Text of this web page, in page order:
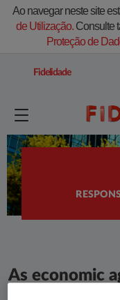
Ao navegar neste site
de Utilização.Consulte
Proteção de
Fidelidade
​As economic